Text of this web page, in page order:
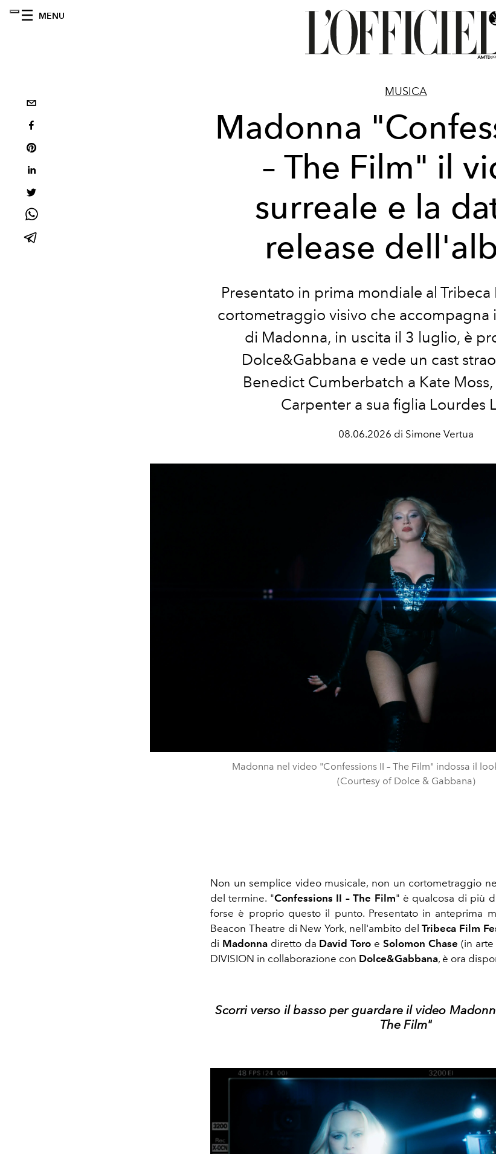
MENU
MUSICA
Madonna
– The Film" il
surreale e la
release
Presentato in prima mondiale al Tribeca
cortometraggio visivo che accompagna
di Madonna, in uscita il 3 luglio, è
Dolce&Gabbana e vede un cast
Benedict Cumberbatch a Kate
Carpenter a sua figlia Lourdes
08.06.2026 di Simone Vertua
Madonna nel video "Confessions II – The Film" indossa il
(Courtesy of Dolce & Gabbana)
Non un semplice video musicale, non un cortometraggio
del termine. "Confessions II – The Film" è qualcosa di più
forse è proprio questo il punto. Presentato in anteprima
Beacon Theatre di New York, nell'ambito delTribeca Film
di Madonnadiretto da David Toro e Solomon Chase (in
DIVISION in collaborazione con Dolce&Gabbana, è ora
Scorri verso il basso per guardare il video
The Film"